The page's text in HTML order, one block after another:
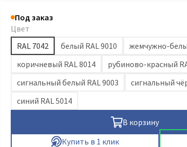
Под заказ
Цвет
RAL 7042
белый RAL 9010
жемчужно-
коричневый RAL 8014
рубиново-красный
сигнальный белый RAL 9003
сигнальный
синий RAL 5014
В корзину
Купить в 1 клик